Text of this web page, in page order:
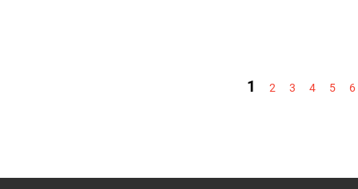
1 2 3 4 5 6